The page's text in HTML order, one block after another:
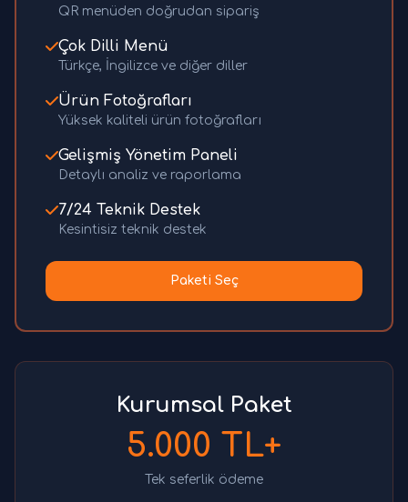
QR menüden doğrudan sipariş
Çok Dilli Menü
Türkçe, İngilizce ve diğer diller
Ürün Fotoğrafları
Yüksek kaliteli ürün fotoğrafları
Gelişmiş Yönetim Paneli
Detaylı analiz ve raporlama
7/24 Teknik Destek
Kesintisiz teknik destek
Paketi Seç
Kurumsal Paket
5.000 TL+
Tek seferlik ödeme